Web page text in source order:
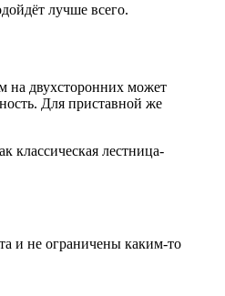
лучше всего.
на двухсторонних может
Для приставной же
классическая лестница-
и не ограничены каким-то